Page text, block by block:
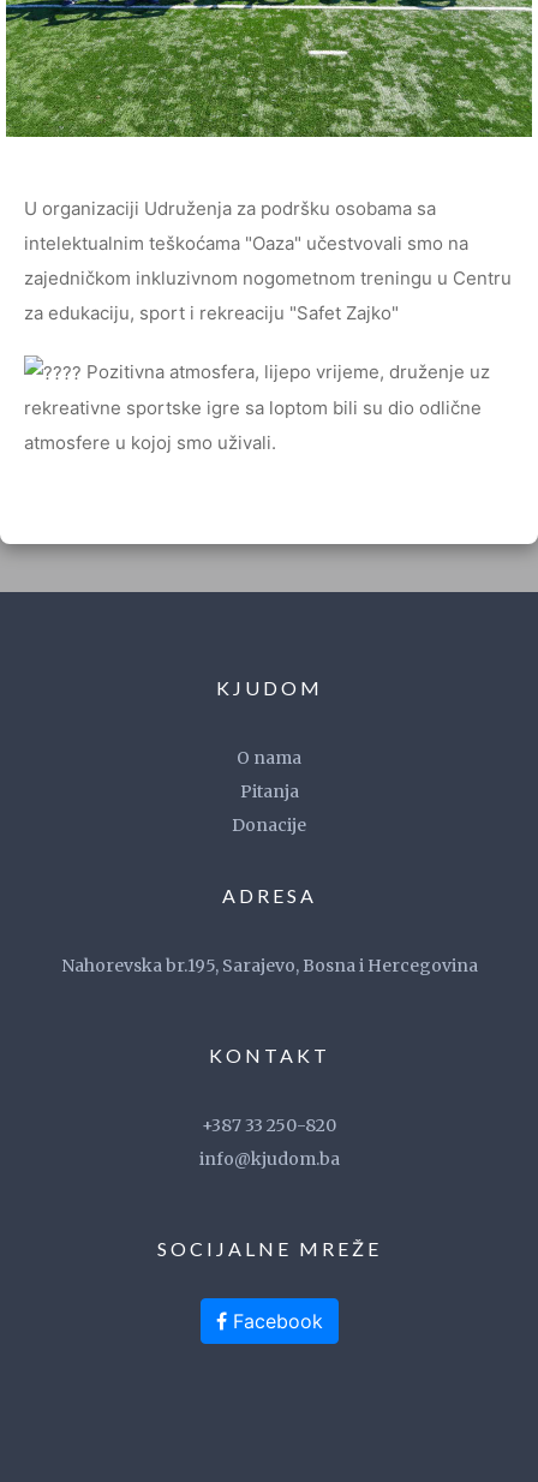
U organizaciji Udruženja za podršku osobama sa
intelektualnim teškoćama "Oaza" učestvovali smo na
zajedničkom inkluzivnom nogometnom treningu u Centru
za edukaciju, sport i rekreaciju "Safet Zajko"
Pozitivna atmosfera, lijepo vrijeme, druženje uz
rekreativne sportske igre sa loptom bili su dio odlične
atmosfere u kojoj smo uživali.
KJUDOM
O nama
Pitanja
Donacije
ADRESA
Nahorevska br.195, Sarajevo, Bosna i Hercegovina
KONTAKT
+387 33 250-820
info@kjudom.ba
SOCIJALNE MREŽE
Facebook